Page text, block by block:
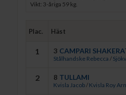
resterande fältet och
- Campari Shakerato är en
under fjolåret. Jag hade på
Sjökvist.
Vikt: 3-åriga 59 kg.
Plac. Häst
1 3 CAMPARI
Stålhandske Rebecca /
2 8 TULLAMI
Kvisla Jacob / Kvisla Roy